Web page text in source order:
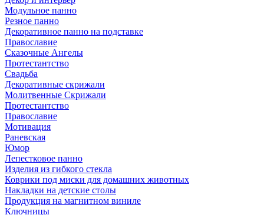
Модульное панно
Резное панно
Декоративное панно на подставке
Православие
Сказочные Ангелы
Протестантство
Свадьба
Декоративные скрижали
Молитвенные Скрижали
Протестантство
Православие
Мотивация
Раневская
Юмор
Лепестковое панно
Изделия из гибкого стекла
Коврики под миски для домашних животных
Накладки на детские столы
Продукция на магнитном виниле
Ключницы